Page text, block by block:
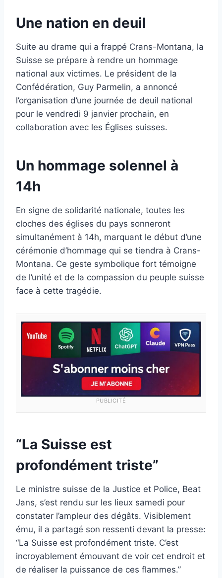
Une nation en deuil
Suite au drame qui a frappé Crans-Montana, la
Suisse se prépare à rendre un hommage
national aux victimes. Le président de la
Confédération, Guy Parmelin, a annoncé
l’organisation d’une journée de deuil national
pour le vendredi 9 janvier prochain, en
collaboration avec les Églises suisses.
Un hommage solennel à
14h
En signe de solidarité nationale, toutes les
cloches des églises du pays sonneront
simultanément à 14h, marquant le début d’une
cérémonie d’hommage qui se tiendra à Crans-
Montana. Ce geste symbolique fort témoigne
de l’unité et de la compassion du peuple suisse
face à cette tragédie.
PUBLICITÉ
“La Suisse est
profondément triste”
Le ministre suisse de la Justice et Police, Beat
Jans, s’est rendu sur les lieux samedi pour
constater l’ampleur des dégâts. Visiblement
ému, il a partagé son ressenti devant la presse:
“La Suisse est profondément triste. C’est
incroyablement émouvant de voir cet endroit et
de réaliser la puissance de ces flammes.”